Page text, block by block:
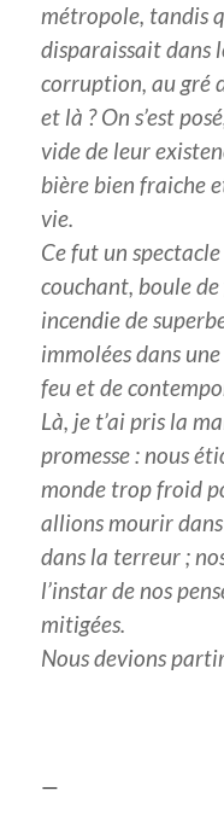
métropole, tandis
disparaissait dans
corruption, au gré
et là ? On s’est
vide de leur
bière bien fraiche
vie.
Ce fut un
couchant, boule
incendie de
immolées dans
feu et de
Là, je t’ai pris la
promesse : nous
monde trop froid
allions mourir
dans la terreur ;
l’instar de nos
mitigées.
Nous devions
—